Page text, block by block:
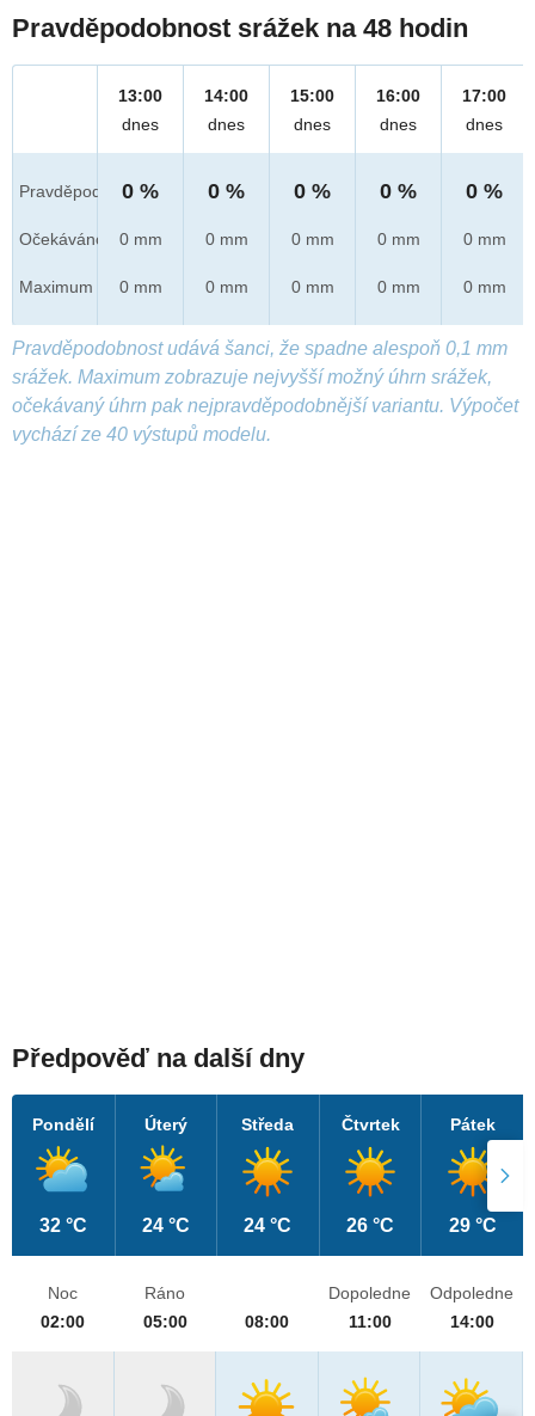
Pravděpodobnost srážek na 48 hodin
Pravděpod.
Očekáváno
Maximum
13:00
dnes
0 %
0 mm
0 mm
14:00
dnes
0 %
0 mm
0 mm
15:00
dnes
0 %
0 mm
0 mm
16:00
dnes
0 %
0 mm
0 mm
17:00
dnes
0 %
0 mm
0 mm
Pravděpodobnost udává šanci, že spadne alespoň 0,1 mm
srážek. Maximum zobrazuje nejvyšší možný úhrn srážek,
očekávaný úhrn pak nejpravděpodobnější variantu. Výpočet
vychází ze 40 výstupů modelu.
Předpověď na další dny
Pondělí
32 °C
Úterý
24 °C
Středa
24 °C
Čtvrtek
26 °C
Pátek
29 °C
Noc
02:00
Ráno
05:00
08:00
Dopoledne
11:00
Odpoledne
14:00